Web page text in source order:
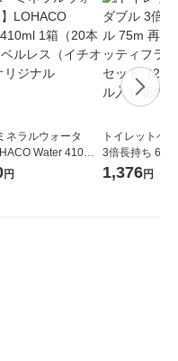
ネラルウォータ
Water 410ml
入）ラベルレス
円
トイレットペ
3倍長持ち 6ロール
紙配合 スコッ
1,376円